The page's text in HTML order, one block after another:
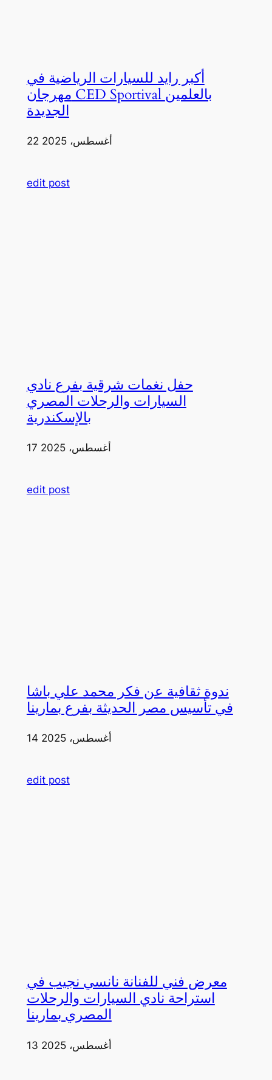
أكبر رايد للسيارات الرياضية في
مهرجان CED Sportival بالعلمين
الجديدة
22 أغسطس، 2025
edit post
حفل نغمات شرقية بفرع نادي
السيارات والرحلات المصري
بالإسكندرية
17 أغسطس، 2025
edit post
ندوة ثقافية عن فكر محمد علي باشا
في تأسيس مصر الحديثة بفرع بمارينا
14 أغسطس، 2025
edit post
معرض فني للفنانة نانسي نجيب في
استراحة نادي السيارات والرحلات
المصري بمارينا
13 أغسطس، 2025